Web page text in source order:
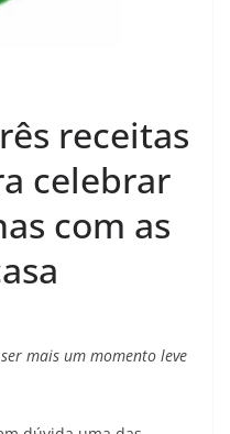
receitas
celebrar
com as
mais um momento leve